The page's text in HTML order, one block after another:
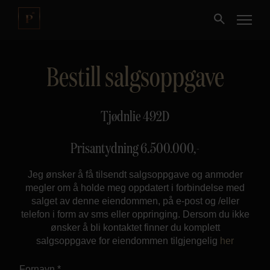
Kjøpe
Nybygg
Næring
Fritidseiendom
Finansiering
Bestill salgsoppgave
Tjødnlie 492D
Prisantydning6.500.000,-
Jeg ønsker å få tilsendt salgsoppgave og anmoder
megler om å holde meg oppdatert i forbindelse med
salget av denne eiendommen, på e-post og /eller
telefon i form av sms eller oppringing. Dersom du ikke
ønsker å bli kontaktet finner du komplett
salgsoppgave for eiendommen tilgjengelig her